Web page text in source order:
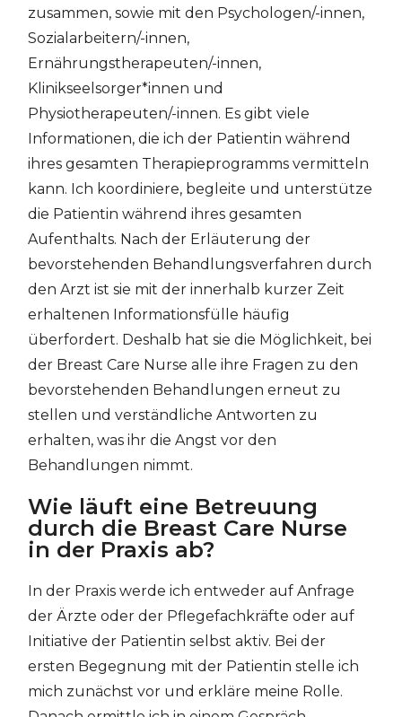
zusammen, sowie mit den Psychologen/-innen,
Sozialarbeitern/-innen,
Ernährungstherapeuten/-innen,
Klinikseelsorger*innen und
Physiotherapeuten/-innen. Es gibt viele
Informationen, die ich der Patientin während
ihres gesamten Therapieprogramms vermitteln
kann. Ich koordiniere, begleite und unterstütze
die Patientin während ihres gesamten
Aufenthalts. Nach der Erläuterung der
bevorstehenden Behandlungsverfahren durch
den Arzt ist sie mit der innerhalb kurzer Zeit
erhaltenen Informationsfülle häufig
überfordert. Deshalb hat sie die Möglichkeit, bei
der Breast Care Nurse alle ihre Fragen zu den
bevorstehenden Behandlungen erneut zu
stellen und verständliche Antworten zu
erhalten, was ihr die Angst vor den
Behandlungen nimmt.
Wie läuft eine Betreuung
durch die Breast Care Nurse
in der Praxis ab?
In der Praxis werde ich entweder auf Anfrage
der Ärzte oder der Pflegefachkräfte oder auf
Initiative der Patientin selbst aktiv. Bei der
ersten Begegnung mit der Patientin stelle ich
mich zunächst vor und erkläre meine Rolle.